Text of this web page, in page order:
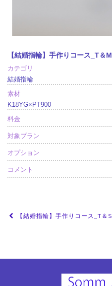
【結婚指輪】手作りコース_T＆M
カテゴリ
結婚指輪
素材
K18YG×PT900
料金
対象プラン
オプション
コメント
投
ビ
【結婚指輪】手作りコース_T＆S